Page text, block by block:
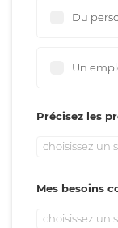
Du
Un
Précisez les
choisissez un
Mes besoins
choisissez un